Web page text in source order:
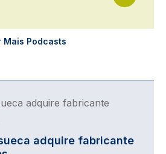
Mais Podcasts
adquire fabricante